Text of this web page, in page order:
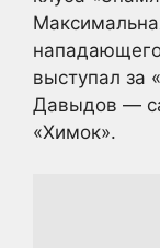
выступал за
Давыдов —
«Химок».